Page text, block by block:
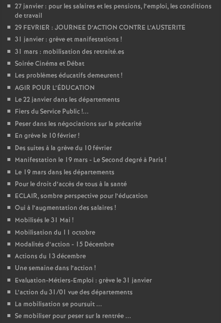
27 janvier : pour les salaires et les pensions, l’emploi, les conditions
de travail
29 FEVRIER : JOURNEE D’ACTION CONTRE L’AUSTERITE
31 janvier : grève et manifestations !
31 mars : mobilisation des retraité.es
Soirée Cinéma et Débat
Les problèmes éducatifs demeurent!
AGIR POUR L’ÉDUCATION
Le 22 janvier dans les départements
Fiers du Service Public!...
Peser dans les négociations sur la précarité
En grève le 10 février!
Des suites à la grève du 10 février
Manifestation le 19 mars - Le Second degré à Paris !
Le 19 mars dans les départements
Pour le droit d’accès de tous à la santé
ECLAIR, sombre perspective pour l’éducation
Oui à l’augmentation des salaires !
Mobilisés le 31 Mai !
Mobilisation du 11 octobre
Modalités d’action - 15 Décembre
Actions du 13 décembre
Une semaine dans l’action !
Evaluation-Métiers-Emploi : grève le 31 janvier
L’action du 31/01 vue des départements
La mobilisation se poursuit ...
Se mobiliser pour peser sur la rentrée ...